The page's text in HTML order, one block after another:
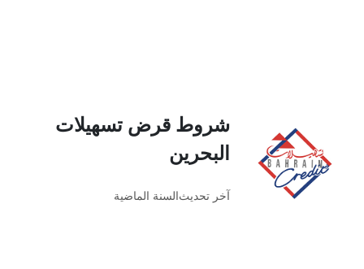
شروط قرض تسهيلات
البحرين
آخر تحديث السنة الماضية